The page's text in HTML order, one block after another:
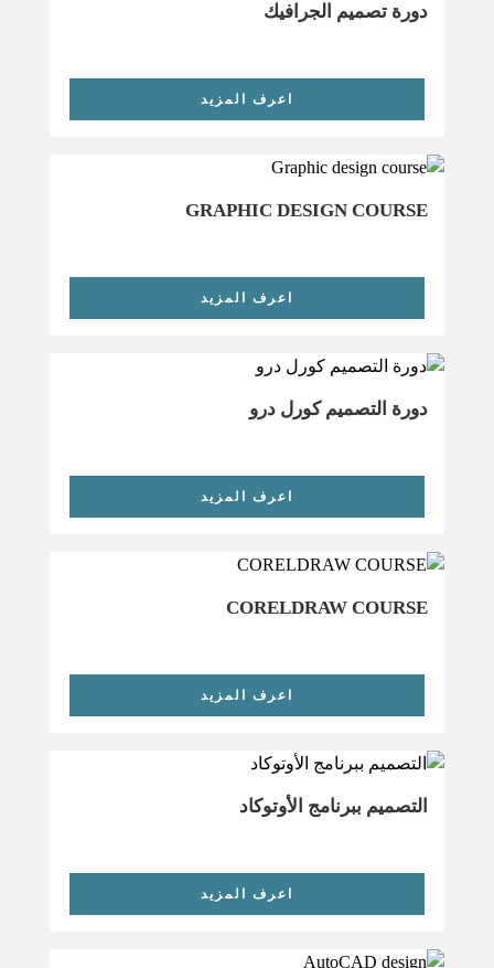
دورة تصميم الجرافيك
اعرف المزيد
GRAPHIC DESIGN COURSE
اعرف المزيد
دورة التصميم كورل درو
اعرف المزيد
CORELDRAW COURSE
اعرف المزيد
التصميم ببرنامج الأوتوكاد
اعرف المزيد